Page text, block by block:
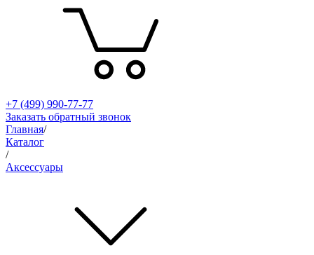
+7 (499) 990-77-77
Заказать обратный звонок
Главная/
Каталог
/
Аксессуары